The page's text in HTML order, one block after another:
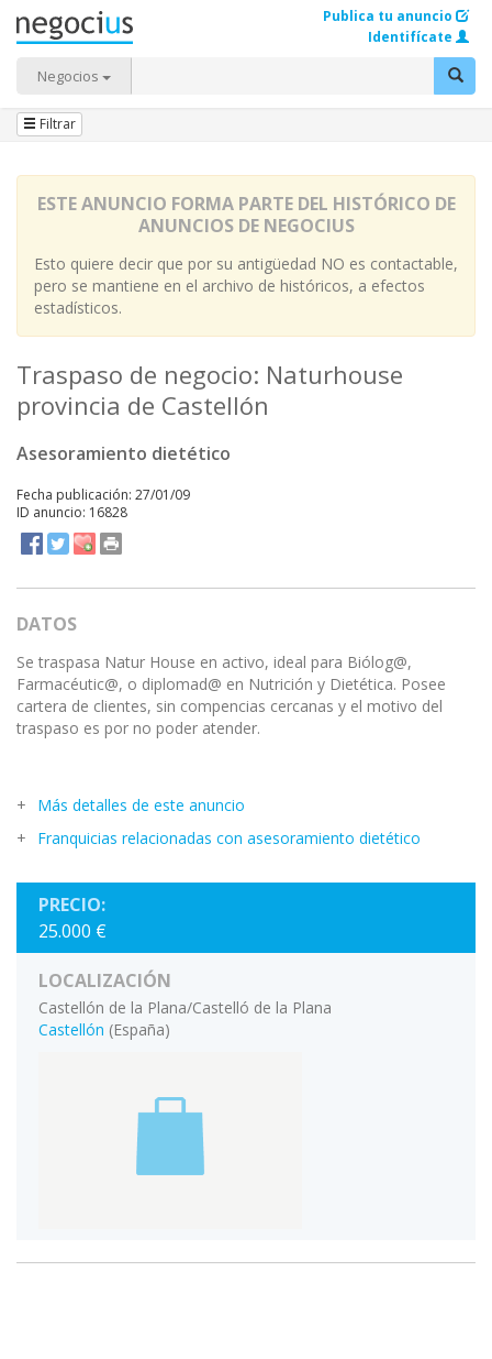
Negocios
Publica tu anuncio
Identifícate
Filtrar
ESTE ANUNCIO FORMA PARTE DEL HISTÓRICO DE
ANUNCIOS DE NEGOCIUS
Esto quiere decir que por su antigüedad NO es contactable,
pero se mantiene en el archivo de históricos, a efectos
estadísticos.
Traspaso de negocio: Naturhouse
provincia de Castellón
Asesoramiento dietético
Fecha publicación: 27/01/09
ID anuncio: 16828
DATOS
Se traspasa Natur House en activo, ideal para Biólog@,
Farmacéutic@, o diplomad@ en Nutrición y Dietética. Posee
cartera de clientes, sin compencias cercanas y el motivo del
traspaso es por no poder atender.
Más detalles de este anuncio
Franquicias relacionadas con asesoramiento dietético
PRECIO:
25.000 €
LOCALIZACIÓN
Castellón de la Plana/Castelló de la Plana
Castellón (España)